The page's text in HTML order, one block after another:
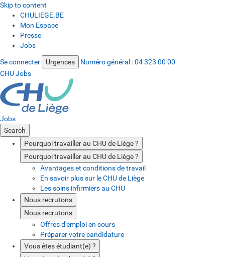
Skip to content
CHULIEGE.BE
Mon Espace
Presse
Jobs
Se connecter Urgences Numéro général :04 323 00 00
CHU Jobs
Jobs
Search
Pourquoi travailler au CHU de Liège ?
Pourquoi travailler au CHU de Liège ?
Avantages et conditions de travail
En savoir plus sur le CHU de Liège
Les soins infirmiers au CHU
Nous recrutons
Nous recrutons
Offres d'emploi en cours
Préparer votre candidature
Vous êtes étudiant(e) ?